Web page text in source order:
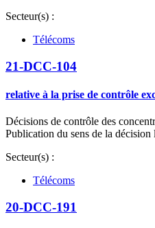
Secteur(s) :
Télécoms
21-DCC-104
relative à la prise de contrôle
Décisions de contrôle des
Publication du sens de la
Secteur(s) :
Télécoms
20-DCC-191